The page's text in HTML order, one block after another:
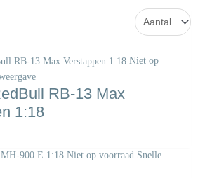
Niet op
RB-13 Max
1:18
Niet op voorraad Snelle